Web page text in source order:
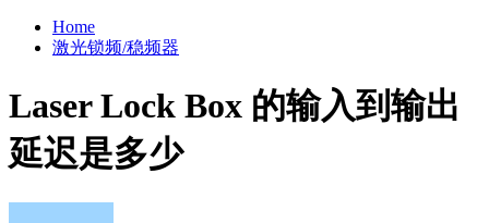
Home
激光锁频/稳频器
Laser Lock Box 的输入到输出
延迟是多少